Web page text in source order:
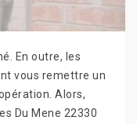
En outre, les
vous remettre un
Alors,
Du Mene 22330